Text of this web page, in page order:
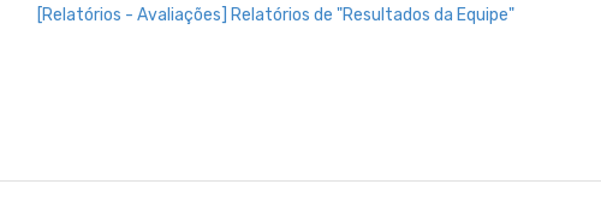
[Relatórios - Avaliações] Relatórios de "Resultados da Equipe"